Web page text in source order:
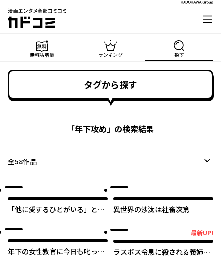
漫画エンタメ全部コミコミ
カドコミ
無料話増量 ランキング 探す
タグから探す
「年下攻め」の検索結果
全58作品
「他に愛するひとがいる」と言
すが、そういうのは不要です
異世界の沙汰は社畜次第
年下の女性教官に今日も叱って
最新UP!
ラスボス令息に殺される義姉で